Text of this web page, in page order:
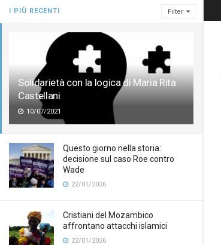
I PIÙ RECENTI Filter
Solidarietà con la logica di Maria Rita
Castellani
10/07/2021
Questo giorno nella storia:
decisione sul caso Roe contro
Wade
22/01/2026
Cristiani del Mozambico
affrontano attacchi islamici
22/01/2026